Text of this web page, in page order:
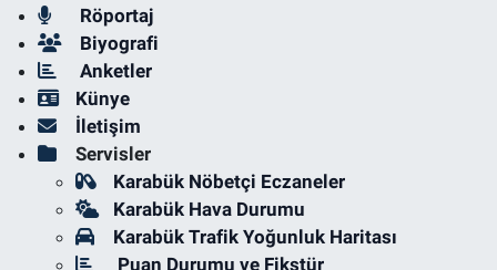
Röportaj
Biyografi
Anketler
Künye
İletişim
Servisler
Karabük Nöbetçi Eczaneler
Karabük Hava Durumu
Karabük Trafik Yoğunluk Haritası
Puan Durumu ve Fikstür